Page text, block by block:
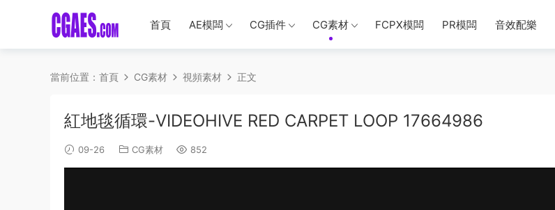
首頁 AE模闆 CG插件 CG素材 FCPX模闆 PR模闆 音效配樂
當前位置： 首頁 CG素材 視頻素材 正文
紅地毯循環-VIDEOHIVE RED CARPET LOOP 17664986
09-26 CG素材 852